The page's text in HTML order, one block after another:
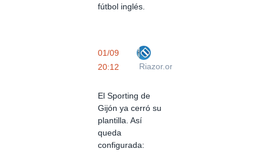
fútbol inglés.
01/09
20:12
Riazor.org
El Sporting de
Gijón ya cerró su
plantilla. Así
queda
configurada: